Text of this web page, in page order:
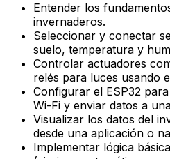
Entender los
invernaderos.
Seleccionar y conectar
suelo, temperatura y
Controlar actuadores
relés para luces usando
Configurar el ESP32
Wi-Fi y enviar datos a
Visualizar los datos del
desde una aplicación o
Implementar lógica